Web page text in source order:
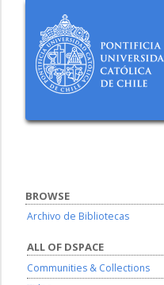
BROWSE
Archivo de Bibliotecas
ALL OF DSPACE
Communities & Collections